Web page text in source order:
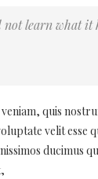
not learn what it
quis
velit esse
ducimus